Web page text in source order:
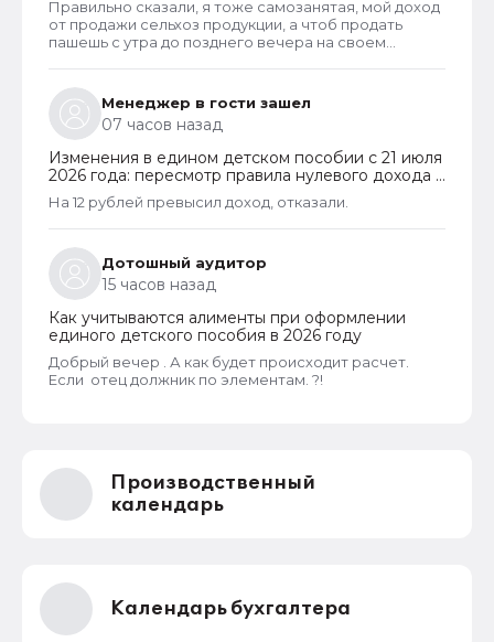
пребывания
Правильно сказали, я тоже самозанятая, мой доход
от продажи сельхоз продукции, а чтоб продать
пашешь с утра до позднего вечера на своем
Менеджер в гости зашел
07 часов назад
Изменения в едином детском пособии с 21 июля
2026 года: пересмотр правила нулевого дохода и
новый порядок оформления пособий по месту
пребывания
На 12 рублей превысил доход, отказали.
Дотошный аудитор
15 часов назад
Как учитываются алименты при оформлении
единого детского пособия в 2026 году
Добрый вечер . А как будет происходит расчет.
Если отец должник по элементам. ?!
Производственный
календарь
Календарь бухгалтера